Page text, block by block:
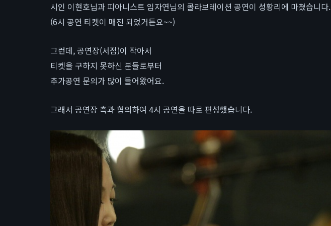
시인 이현호님과 피아니스트 임자연님의 콜라보레이션 공연이 성황리에 마쳤습니다.
(6시 공연 티켓이 매진 되었거든요~~)
그런데, 공연장(서점)이 작아서
티켓을 구하지 못하신 분들로부터
추가공연 문의가 많이 들어왔어요.
그래서 공연장 측과 협의하여 4시 공연을 따로 편성했습니다.